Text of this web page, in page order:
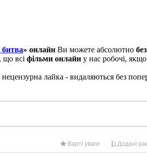
битва» онлайн Ви можете абсолютно
що всі фільми онлайн у нас робочі,
лайка - видаляються без